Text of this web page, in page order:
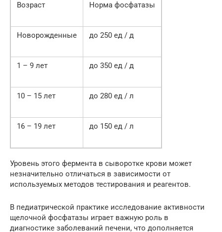
Возраст Норма фосфатазы
Новорожденные до 250 ед / д
1 – 9 лет до 350 ед / д
10 – 15 лет до 280 ед / л
16 – 19 лет до 150 ед / л
Уровень этого фермента в сыворотке крови может
незначительно отличаться в зависимости от
используемых методов тестирования и реагентов.
В педиатрической практике исследование активности
щелочной фосфатазы играет важную роль в
диагностике заболеваний печени, что дополняется